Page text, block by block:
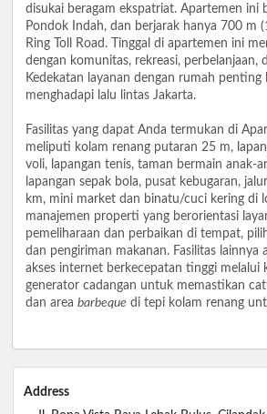
disukai beragam ekspatriat. Apartemen ini
Pondok Indah, dan berjarak hanya 700 m
Ring Toll Road. Tinggal di apartemen ini
dengan komunitas, rekreasi, perbelanjaan,
Kedekatan layanan dengan rumah penting
menghadapi lalu lintas Jakarta.
Fasilitas yang dapat Anda termukan di
meliputi kolam renang putaran 25 m,
voli, lapangan tenis, taman bermain anak-
lapangan sepak bola, pusat kebugaran, jalur
km, mini market dan binatu/cuci kering di
manajemen properti yang berorientasi
pemeliharaan dan perbaikan di tempat,
dan pengiriman makanan. Fasilitas lainnya
akses internet berkecepatan tinggi melalui
generator cadangan untuk memastikan
dan area barbeque di tepi kolam renang
Address